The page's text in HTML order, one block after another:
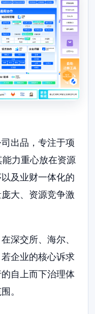
出品，专注于项
力重心放在资源
及业财一体化的
大、资源竞争激
深交所、海尔、
企业的核心诉求
自上而下治理体
。